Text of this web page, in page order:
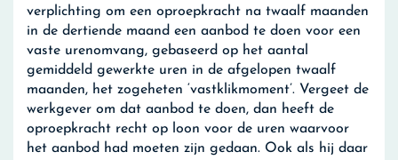
verplichting om een oproepkracht na twaalf maanden
in de dertiende maand een aanbod te doen voor een
vaste urenomvang, gebaseerd op het aantal
gemiddeld gewerkte uren in de afgelopen twaalf
maanden, het zogeheten ‘vastklikmoment’. Vergeet de
werkgever om dat aanbod te doen, dan heeft de
oproepkracht recht op loon voor de uren waarvoor
het aanbod had moeten zijn gedaan. Ook als hij daar